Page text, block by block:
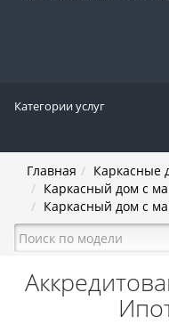
Категории услуг
Главная
Каркасные
Каркасный дом с
Каркасный дом с